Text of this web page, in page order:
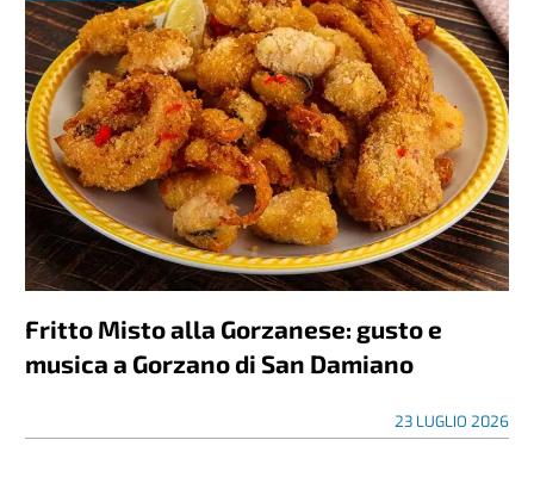
Fritto Misto alla Gorzanese: gusto e
musica a Gorzano di San Damiano
23 LUGLIO 2026